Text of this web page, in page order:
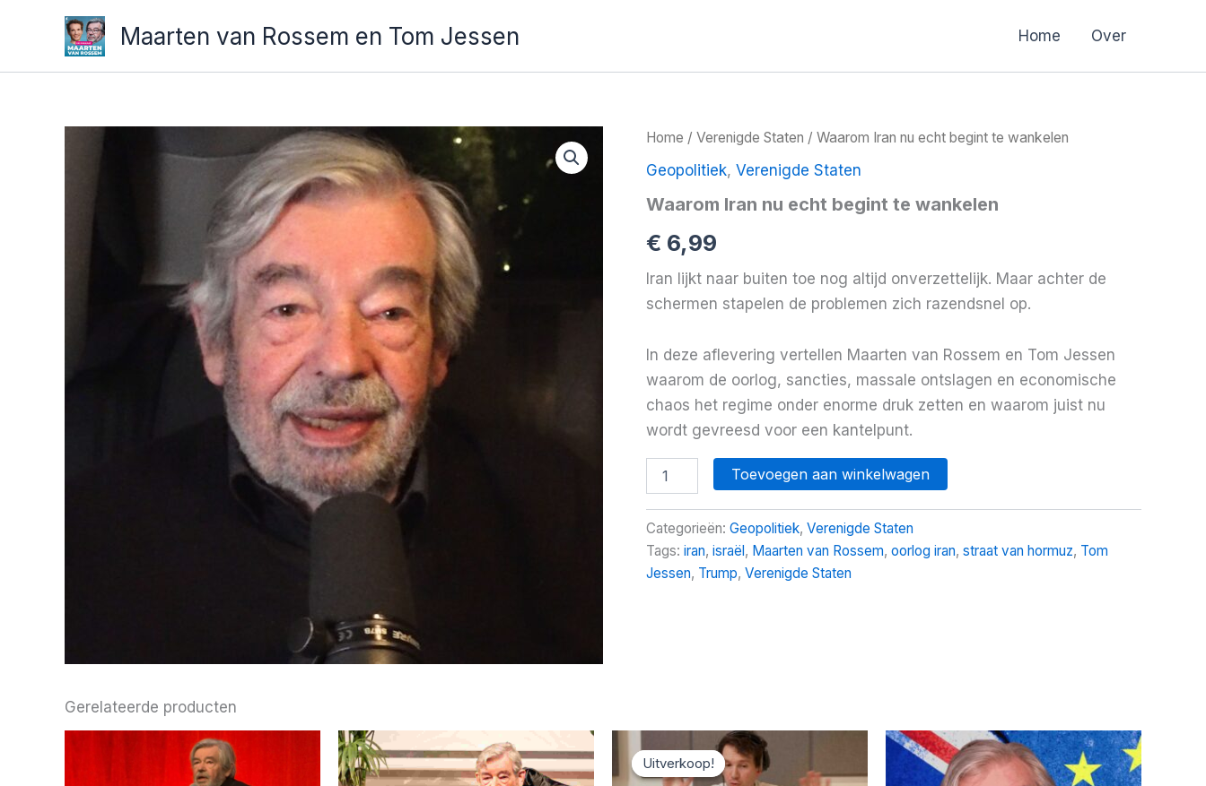
Maarten van Rossem en Tom Jessen Home Over
Home / Verenigde Staten / Waarom Iran nu echt begint te wankelen
Geopolitiek, Verenigde Staten
Waarom Iran nu echt begint te wankelen
€ 6,99
Iran lijkt naar buiten toe nog altijd onverzettelijk. Maar achter de
schermen stapelen de problemen zich razendsnel op.
In deze aflevering vertellen Maarten van Rossem en Tom Jessen
waarom de oorlog, sancties, massale ontslagen en economische
chaos het regime onder enorme druk zetten en waarom juist nu
wordt gevreesd voor een kantelpunt.
Iran
echt
begint
te
wankelen
Toevoegen aan winkelwagen
Categorieën: Geopolitiek, Verenigde Staten
Tags: iran, israël, Maarten van Rossem, oorlog iran, straat van hormuz, Tom
Jessen, Trump, Verenigde Staten
Gerelateerde producten
Uitverkoop!
Uitverkoop!